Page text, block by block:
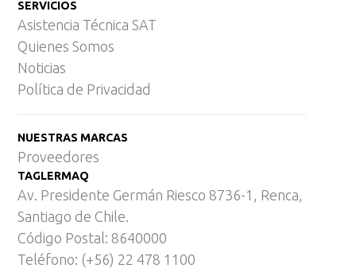
SERVICIOS
Asistencia Técnica SAT
Quienes Somos
Noticias
Política de Privacidad
NUESTRAS MARCAS
Proveedores
TAGLERMAQ
Av. Presidente Germán Riesco 8736-1, Renca,
Santiago de Chile.
Código Postal: 8640000
Teléfono: (+56) 22 478 1100